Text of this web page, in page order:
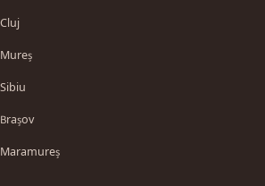
Cluj
Mureș
Sibiu
Brașov
Maramureș